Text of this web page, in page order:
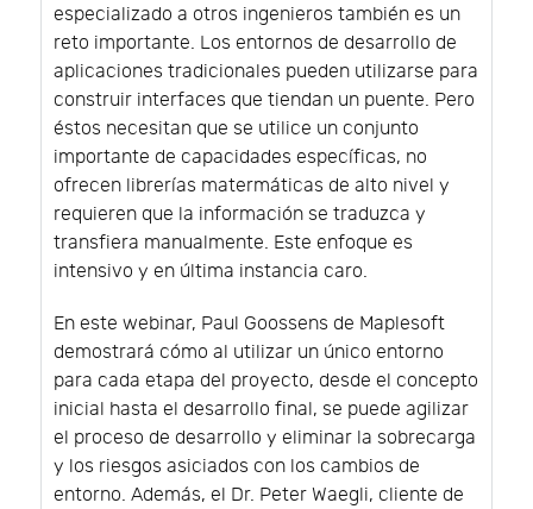
especializado a otros ingenieros también es un
reto importante. Los entornos de desarrollo de
aplicaciones tradicionales pueden utilizarse para
construir interfaces que tiendan un puente. Pero
éstos necesitan que se utilice un conjunto
importante de capacidades específicas, no
ofrecen librerías matermáticas de alto nivel y
requieren que la información se traduzca y
transfiera manualmente. Este enfoque es
intensivo y en última instancia caro.
En este webinar, Paul Goossens de Maplesoft
demostrará cómo al utilizar un único entorno
para cada etapa del proyecto, desde el concepto
inicial hasta el desarrollo final, se puede agilizar
el proceso de desarrollo y eliminar la sobrecarga
y los riesgos asiciados con los cambios de
entorno. Además, el Dr. Peter Waegli, cliente de